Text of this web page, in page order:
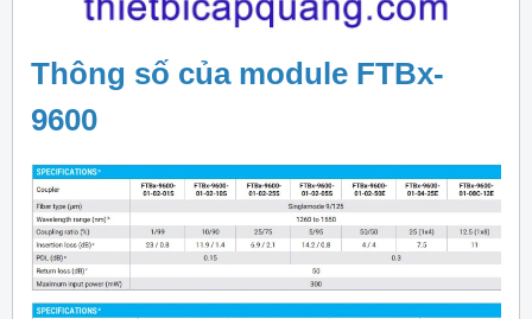
Thông số của module FTBx-
9600